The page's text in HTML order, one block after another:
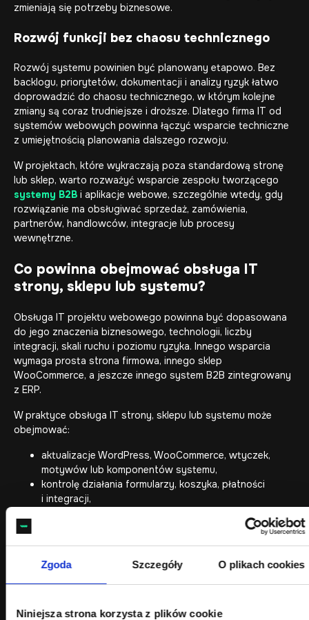
Zgoda Szczegóły O plikach cookies
Niniejsza strona korzysta z plików cookie
zmieniają się potrzeby biznesowe.
Rozwój funkcji bez chaosu technicznego
Rozwój systemu powinien być planowany etapowo. Bez
backlogu, priorytetów, dokumentacji i analizy ryzyk łatwo
doprowadzić do chaosu technicznego, w którym kolejne
zmiany są coraz trudniejsze i droższe. Dlatego firma IT od
systemów webowych powinna łączyć wsparcie techniczne
z umiejętnością planowania dalszego rozwoju.
W projektach, które wykraczają poza standardową stronę
lub sklep, warto rozważyć wsparcie zespołu tworzącego
systemy B2B i aplikacje webowe, szczególnie wtedy, gdy
rozwiązanie ma obsługiwać sprzedaż, zamówienia,
partnerów, handlowców, integracje lub procesy
wewnętrzne.
Co powinna obejmować obsługa IT
strony, sklepu lub systemu?
Obsługa IT projektu webowego powinna być dopasowana
do jego znaczenia biznesowego, technologii, liczby
integracji, skali ruchu i poziomu ryzyka. Innego wsparcia
wymaga prosta strona firmowa, innego sklep
WooCommerce, a jeszcze innego system B2B zintegrowany
z ERP.
W praktyce obsługa IT strony, sklepu lub systemu może
obejmować:
aktualizacje WordPress, WooCommerce, wtyczek,
motywów lub komponentów systemu,
kontrolę działania formularzy, koszyka, płatności
i integracji,
reagowanie na problemy bezpieczeństwa,
testy po aktualizacjach i wdrożeniach,
porządkowanie backlogu i priorytetów technicznych.